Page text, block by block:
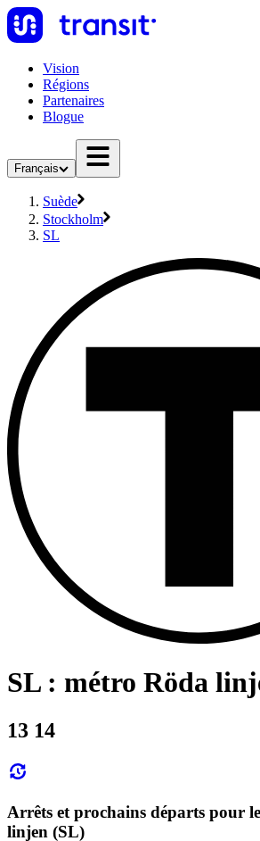
Vision
Régions
Partenaires
Blogue
Français
Suède
Stockholm
SL
SL : métro Röda
13 14
Arrêts et prochains départs pour
linjen (SL)